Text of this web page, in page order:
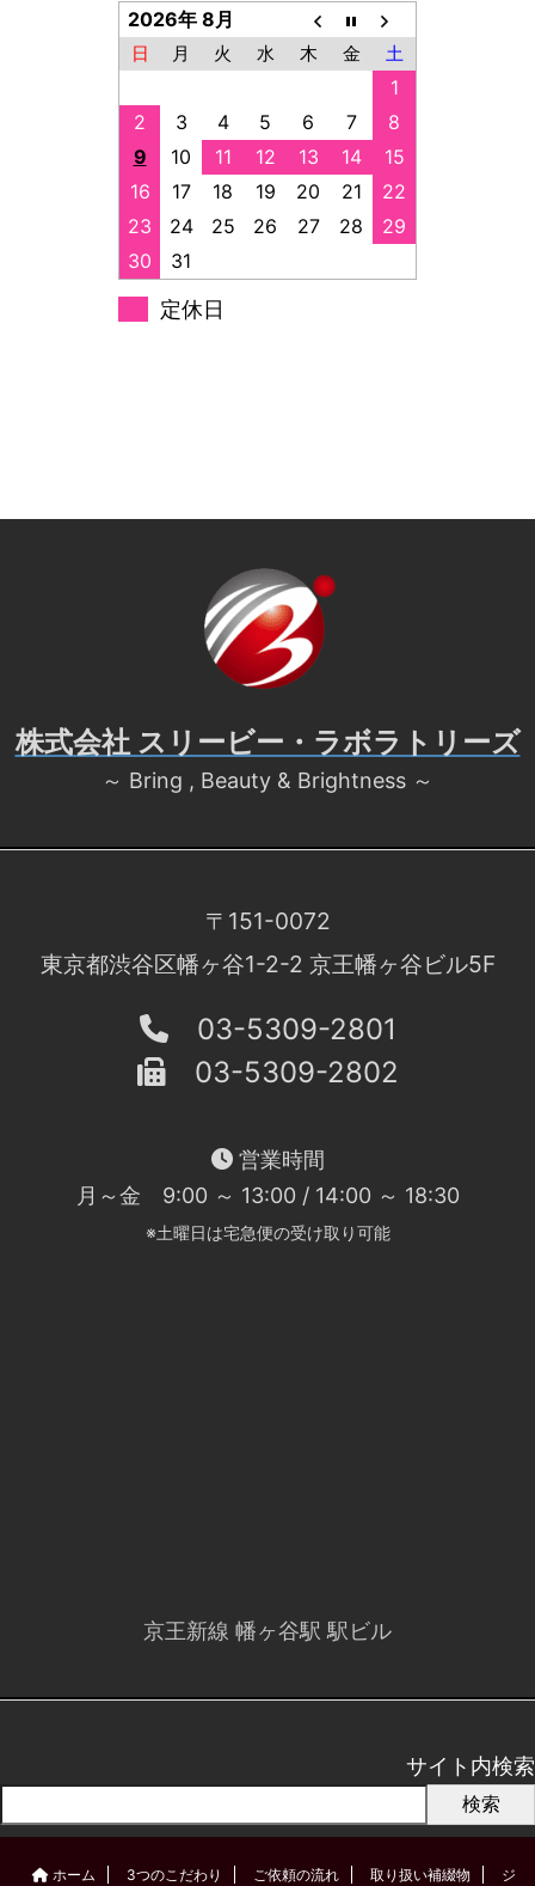
2026年 8月
日 月 火 水 木 金 土
1
2
3 4 5 6 7
8
9
10 11 12 13 14
15
16
17 18 19 20 21
22
23
24 25 26 27 28
29
30
31
定休日
株式会社 スリービー・ラボラトリーズ
～ Bring , Beauty & Brightness ～
〒151-0072
東京都渋谷区幡ヶ谷1-2-2 京王幡ヶ谷ビル5F
03-5309-2801
03-5309-2802
営業時間
月～金 9:00 ～ 13:00 / 14:00 ～ 18:30
※土曜日は宅急便の受け取り可能
京王新線 幡ヶ谷駅 駅ビル
サイト内検索
検索
ホーム 3つのこだわり ご依頼の流れ 取り扱い補綴物 ジ